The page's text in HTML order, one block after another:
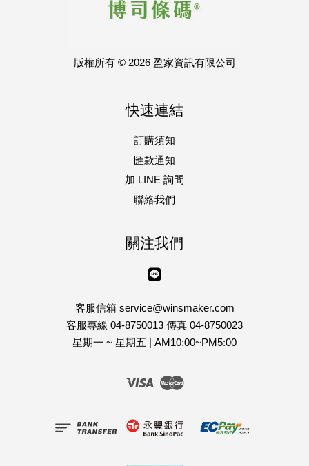
版權所有 © 2026 盈家資訊有限公司
快速連結
訂購須知
匯款通知
加 LINE 詢問
聯絡我們
關注我們
客服信箱 service@winsmaker.com
客服專線 04-8750013 傳真 04-8750023
星期一 ~ 星期五 | AM10:00~PM5:00
Visa Master